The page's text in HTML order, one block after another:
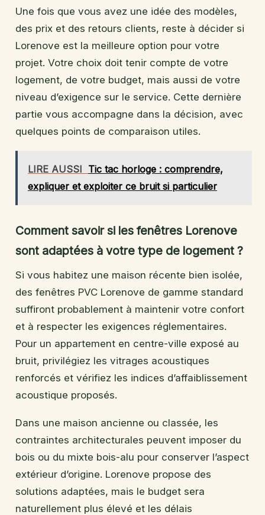
Une fois que vous avez une idée des modèles,
des prix et des retours clients, reste à décider si
Lorenove est la meilleure option pour votre
projet. Votre choix doit tenir compte de votre
logement, de votre budget, mais aussi de votre
niveau d’exigence sur le service. Cette dernière
partie vous accompagne dans la décision, avec
quelques points de comparaison utiles.
LIRE AUSSI Tic tac horloge : comprendre,
expliquer et exploiter ce bruit si particulier
Comment savoir si les fenêtres Lorenove
sont adaptées à votre type de logement ?
Si vous habitez une maison récente bien isolée,
des fenêtres PVC Lorenove de gamme standard
suffiront probablement à maintenir votre confort
et à respecter les exigences réglementaires.
Pour un appartement en centre-ville exposé au
bruit, privilégiez les vitrages acoustiques
renforcés et vérifiez les indices d’affaiblissement
acoustique proposés.
Dans une maison ancienne ou classée, les
contraintes architecturales peuvent imposer du
bois ou du mixte bois-alu pour conserver l’aspect
extérieur d’origine. Lorenove propose des
solutions adaptées, mais le budget sera
naturellement plus élevé et les délais